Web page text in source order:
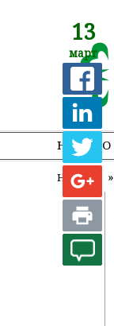
НАЧАЛО
Начало »
13
март